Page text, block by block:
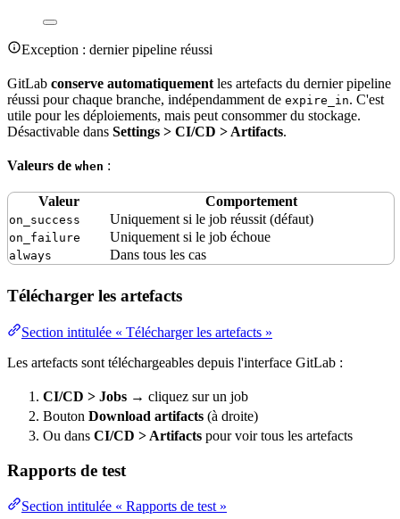
Exception : dernier pipeline réussi
GitLab conserve automatiquement les artefacts du dernier pipeline
réussi pour chaque branche, indépendamment de expire_in. C'est
utile pour les déploiements, mais peut consommer du stockage.
Désactivable dans Settings > CI/CD > Artifacts.
Valeurs de when :
Valeur Comportement
on_success Uniquement si le job réussit (défaut)
on_failure Uniquement si le job échoue
always Dans tous les cas
Télécharger les artefacts
Section intitulée « Télécharger les artefacts »
Les artefacts sont téléchargeables depuis l'interface GitLab :
CI/CD > Jobs → cliquez sur un job
Bouton Download artifacts (à droite)
Ou dans CI/CD > Artifacts pour voir tous les artefacts
Rapports de test
Section intitulée « Rapports de test »